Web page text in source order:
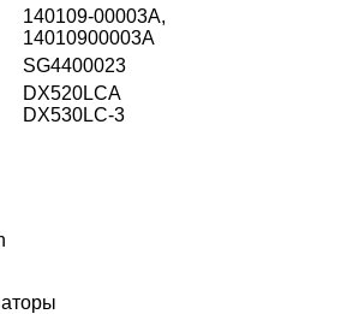
140109-00003A,
14010900003A
SG4400023
DX520LCA
DX530LC-3